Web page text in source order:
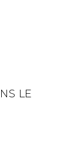
LE